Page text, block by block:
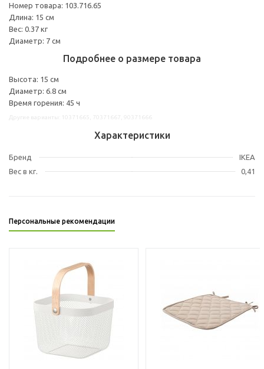
Номер товара: 103.716.65
Длина: 15 см
Вес: 0.37 кг
Диаметр: 7 см
Подробнее о размере товара
Высота: 15 см
Диаметр: 6.8 см
Время горения: 45 ч
Характеристики
Бренд
IKEA
Вес в кг.
0,41
Персональные рекомендации